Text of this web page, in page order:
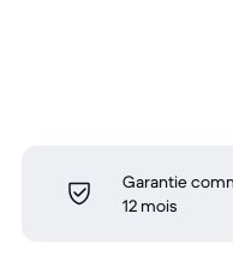
Garantie
12 mois